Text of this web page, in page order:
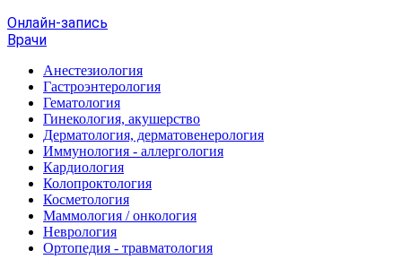
Онлайн-запись
Врачи
Анестезиология
Гастроэнтерология
Гематология
Гинекология, акушерство
Дерматология, дерматовенерология
Иммунология - аллергология
Кардиология
Колопроктология
Косметология
Маммология / онкология
Неврология
Ортопедия - травматология